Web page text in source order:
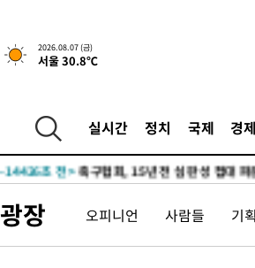
2026.08.07 (금)
서울 30.8℃
실시간 정치 국제 경제
-16197초 전 >
'월드컵 탈락 후폭풍' 축구협회
-15633초 전 >
-14426초 전 >축구협회, 15년 전 심판 성 접대
21분 전 >
[속보]합참 "北 발사체는 단거리탄도
25분 전 >日방위성, 北이 동해로 쏜 발사체는 탄
광장 오피니언 사람들 기